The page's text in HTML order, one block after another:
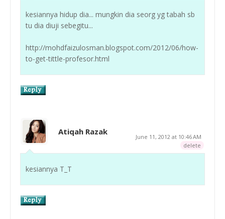
kesiannya hidup dia... mungkin dia seorg yg tabah sb
tu dia diuji sebegitu...
http://mohdfaizulosman.blogspot.com/2012/06/how-
to-get-tittle-profesor.html
Atiqah Razak
June 11, 2012 at 10:46 AM
delete
kesiannya T_T